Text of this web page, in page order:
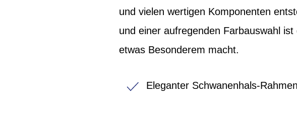
und vielen wertigen Komponenten
und einer aufregenden Farbauswahl
etwas Besonderem macht.
Eleganter Schwanenhals-